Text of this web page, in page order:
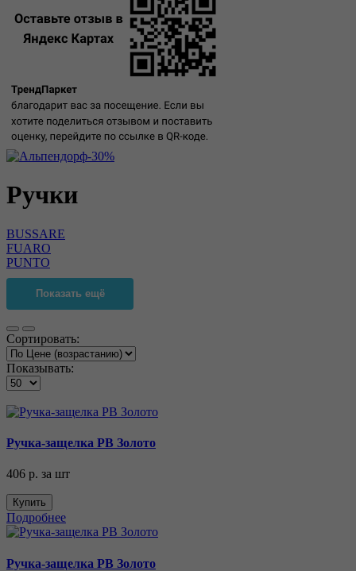
Ручки
BUSSARE
FUARO
PUNTO
Показать ещё
Сортировать:
Показывать:
Ручка-защелка РВ Золото
406 р. за шт
Купить
Подробнее
Ручка-защелка РВ Золото